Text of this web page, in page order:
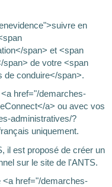
en
span> et <span
de votre <span
de conduire</span>.
href="/demarches-
a> ou avec vos
administratives/?
uniquement.
il est proposé de créer un
sur le site de l'ANTS.
href="/demarches-